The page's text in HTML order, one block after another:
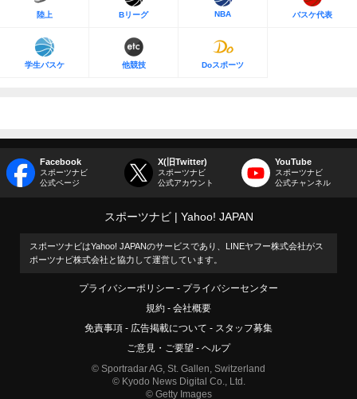
陸上 Bリーグ NBA バスケ代表
学生バスケ 他競技 Doスポーツ
Facebook
スポーツナビ
公式ページ
X(旧Twitter)
スポーツナビ
公式アカウント
YouTube
スポーツナビ
公式チャンネル
スポーツナビ Yahoo! JAPAN
スポーツナビはYahoo! JAPANのサービスであり、LINEヤフー株式会社がス
ポーツナビ株式会社と協力して運営しています。
プライバシーポリシー
プライバシーセンター
規約
会社概要
免責事項
広告掲載について
スタッフ募集
ご意見・ご要望
ヘルプ
© Sportradar AG, St. Gallen, Switzerland
© Kyodo News Digital Co., Ltd.
© Getty Images